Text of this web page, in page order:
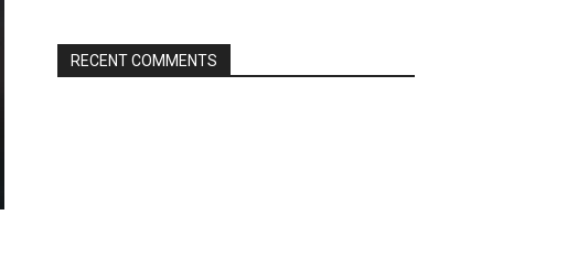
RECENT COMMENTS